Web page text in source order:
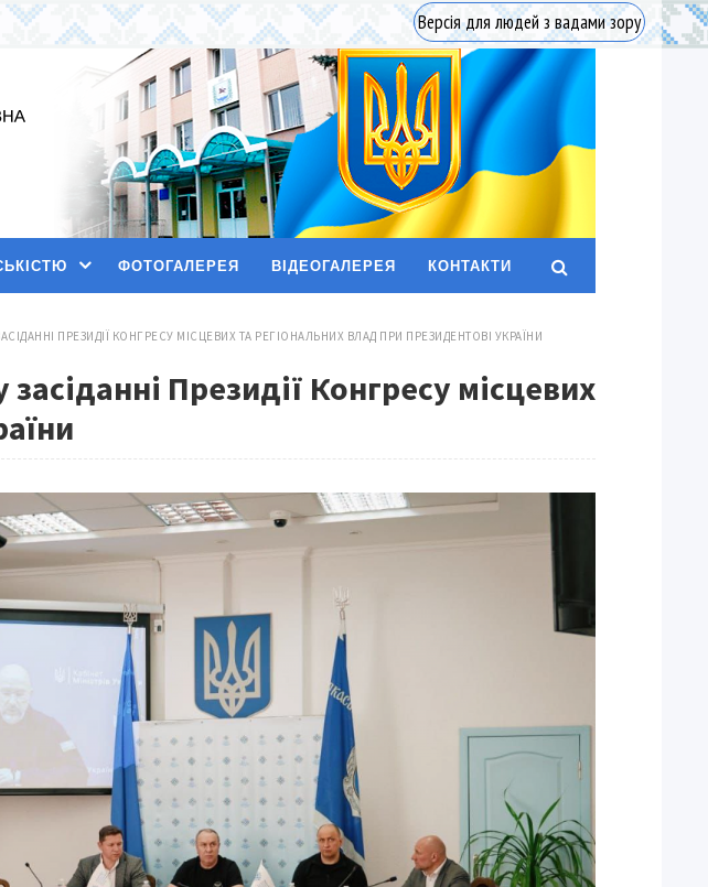
Версія для людей з вадами зору
ФОТОГАЛЕРЕЯ ВІДЕОГАЛЕРЕЯ КОНТАКТИ
ПРЕЗИДІЇ КОНГРЕСУ МІСЦЕВИХ ТА РЕГІОНАЛЬНИХ ВЛАД ПРИ ПРЕЗИДЕНТОВІ УКРАЇНИ
Президії Конгресу місцевих